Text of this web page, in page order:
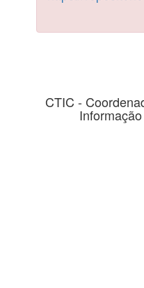
CTIC -